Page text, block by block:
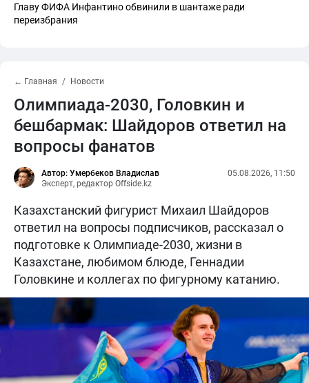
Главу ФИФА Инфантино обвинили в шантаже ради
переизбрания
← Главная Новости
Олимпиада-2030, Головкин и
бешбармак: Шайдоров ответил на
вопросы фанатов
Автор: Умербеков Владислав
Эксперт, редактор Offside.kz
05.08.2026, 11:50
Казахстанский фигурист Михаил Шайдоров
ответил на вопросы подписчиков, рассказал о
подготовке к Олимпиаде-2030, жизни в
Казахстане, любимом блюде, Геннадии
Головкине и коллегах по фигурному катанию.